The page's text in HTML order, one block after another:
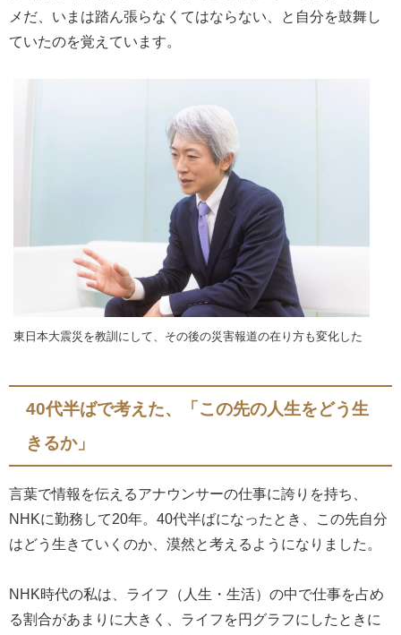
メだ、いまは踏ん張らなくてはならない、と自分を鼓舞し
ていたのを覚えています。
東日本大震災を教訓にして、その後の災害報道の在り方も変化した
40代半ばで考えた、「この先の人生をどう生
きるか」
言葉で情報を伝えるアナウンサーの仕事に誇りを持ち、
NHKに勤務して20年。40代半ばになったとき、この先自分
はどう生きていくのか、漠然と考えるようになりました。
NHK時代の私は、ライフ（人生・生活）の中で仕事を占め
る割合があまりに大きく、ライフを円グラフにしたときに